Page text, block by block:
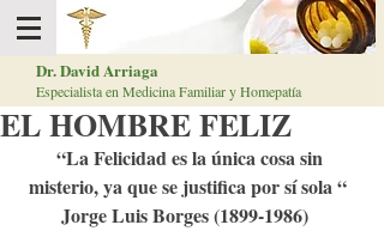
Dr. David Arriaga
Especialista en Medicina Familiar y Homepatía
EL HOMBRE FELIZ
“La Felicidad es la única cosa sin
misterio, ya que se justifica por sí sola “
Jorge Luis Borges (1899-1986)